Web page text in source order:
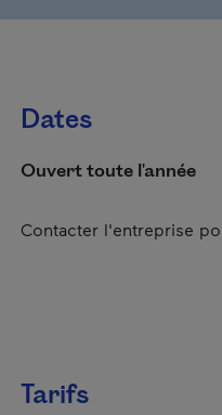
Dates
Ouvert toute l'année
Contacter l'entreprise
Tarifs